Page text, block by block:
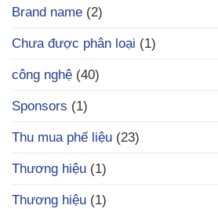
Brand name (2)
Chưa được phân loại (1)
công nghệ (40)
Sponsors (1)
Thu mua phế liệu (23)
Thương hiệu (1)
Thương hiệu (1)